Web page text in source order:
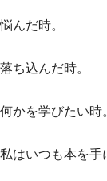
悩んだ時。
落ち込んだ時。
何かを学びたい時
私はいつも本を手